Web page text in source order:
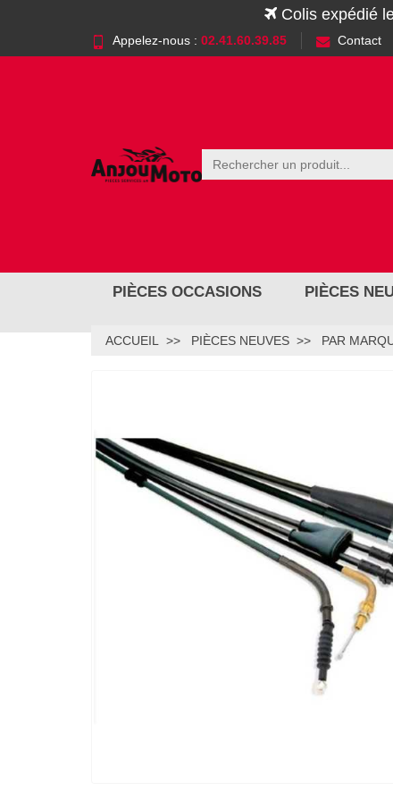
Colis expédié
Appelez-nous : 02.41.60.39.85 Contact
PIÈCES OCCASIONS PIÈCES
ACCUEIL PIÈCES NEUVES PAR